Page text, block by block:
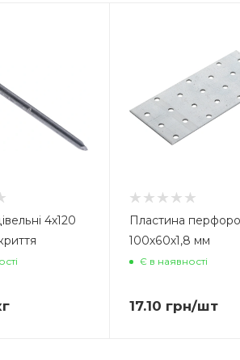
4х120
Пластина
100х60х1,8 мм
Є в наявності
17.10 грн/шт